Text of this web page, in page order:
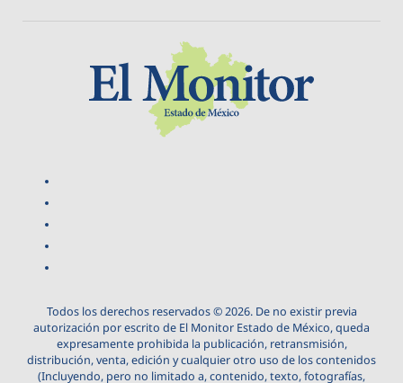
Todos los derechos reservados © 2026. De no existir previa
autorización por escrito de El Monitor Estado de México, queda
expresamente prohibida la publicación, retransmisión,
distribución, venta, edición y cualquier otro uso de los contenidos
(Incluyendo, pero no limitado a, contenido, texto, fotografías,